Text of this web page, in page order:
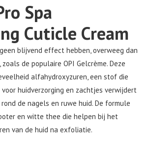
Spa
Cuticle Cream
blijvend effect hebben, overweeg dan
de populaire OPI Gelcrème. Deze
alfahydroxyzuren, een stof die
huidverzorging en zachtjes verwijdert
de nagels en ruwe huid. De formule
en witte thee die helpen bij het
van de huid na exfoliatie.